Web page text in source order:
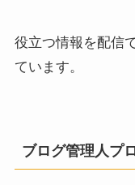
役立つ情報を配信
ています。
ブログ管理人プ